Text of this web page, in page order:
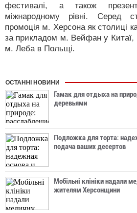
фестивалі, а також
міжнародному рівні. Серед
промоція м. Херсона як столиці
за прикладом м. Вейфан у Китаї,
м. Леба в Польщі.
ОСТАННІ НОВИНИ
Гамак для отдыха на
деревьями
Подложка для торта:
подача ваших десертов
Мобільні клініки надали
жителям Херсонщини